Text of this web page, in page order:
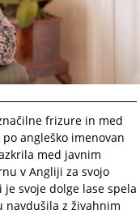
frizure in med
angleško imenovan
med javnim
v Angliji za svojo
svoje dolge lase spela
navdušila z živahnim